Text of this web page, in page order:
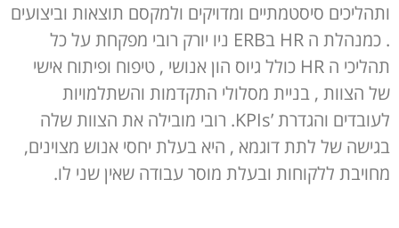
ותהליכים סיסטמתיים ומדויקים ולמקסם תוצאות וביצועים
. כמנהלת ה HR בERB ניו יורק רובי מפקחת על כל
תהליכי ה HR כולל גיוס הון אנושי , טיפוח ופיתוח אישי
של הצוות , בניית מסלולי התקדמות והשתלמויות
לעובדים והגדרתKPIs’. רובי מובילה את הצוות שלה
בגישה של לתת דוגמא , היא בעלת יחסי אנוש מצוינים,
מחויבת ללקוחות ובעלת מוסר עבודה שאין שני לו.